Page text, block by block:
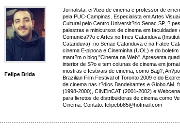
Felipe Brida
Jornalista, cr?tico de cinema e professor de
pela PUC-Campinas. Especialista em Artes
Cultural pelo Centro Universit?rio Senac SP, ?
palestras e minicursos de cinema em
Comunica??o e Artes no Imes Catanduva
Catanduva), no Senac Catanduva e na Fatec
cinema E-pipoca e Cineminha (UOL) e do
mant?m o blog "Cinema na Web". Apresenta
interior de S?o e tem colunas de cinema em
mostras e festivais de cinema, como Bag?,
Brazilian Film Festival of Toronto 2009 e do
de cinema nas r?dios Bandeirantes e Globo AM,
(1998-2000), CINEinCAT (2001-2002) e
para livretos de distribuidoras de cinema como
Cinema. Contato: felipebb85@hotmail.com